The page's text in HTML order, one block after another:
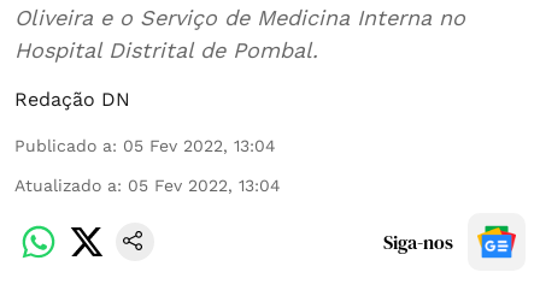
Oliveira e o Serviço de Medicina Interna no
Hospital Distrital de Pombal.
Redação DN
Publicado a: 05 Fev 2022, 13:04
Atualizado a: 05 Fev 2022, 13:04
Siga-nos